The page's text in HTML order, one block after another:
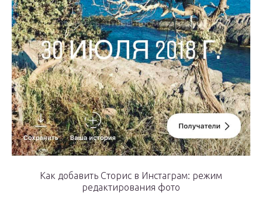
Как добавить Сторис в Инстаграм: режим
редактирования фото